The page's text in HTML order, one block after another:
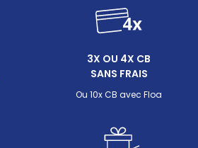
3X OU 4X CB
SANS FRAIS
Ou 10x CB avec Floa